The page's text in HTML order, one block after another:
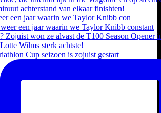
een jaar waarin we Taylor Knibb con
Cup seizoen is zojuist gestart